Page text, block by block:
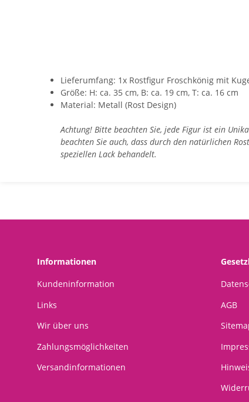
Lieferumfang: 1x Rostfigur Froschkönig mit
Größe: H: ca. 35 cm, B: ca. 19 cm, T: ca. 16 cm
Material: Metall (Rost Design)
Achtung! Bitte beachten Sie, jede Figur ist ein
beachten Sie auch, dass durch den natürlichen
speziellen Lack behandelt.
Informationen
Kundeninformation
Links
Wir über uns
Zahlungsmöglichkeiten
Versandinformationen
AGB